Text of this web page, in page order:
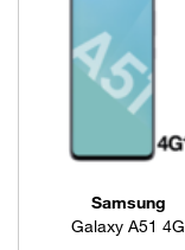
Samsung
Galaxy A51 4G